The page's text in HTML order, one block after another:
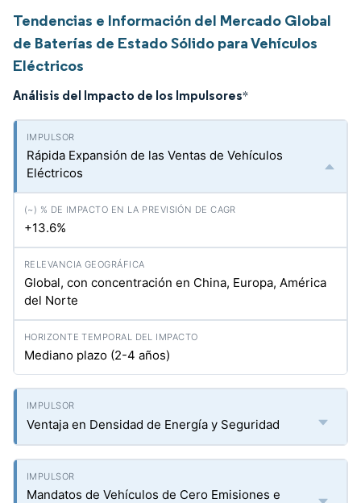
Tendencias e Información del Mercado Global
de Baterías de Estado Sólido para Vehículos
Eléctricos
Análisis del Impacto de los Impulsores*
Rápida Expansión de las Ventas de Vehículos
Eléctricos
+13.6%
Global, con concentración en China, Europa, América
del Norte
Mediano plazo (2-4 años)
Ventaja en Densidad de Energía y Seguridad
Mandatos de Vehículos de Cero Emisiones e